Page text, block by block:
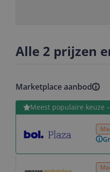
Alle 2 prijzen
Marketplace aanbod
Meest populaire keuze
Bekijk product